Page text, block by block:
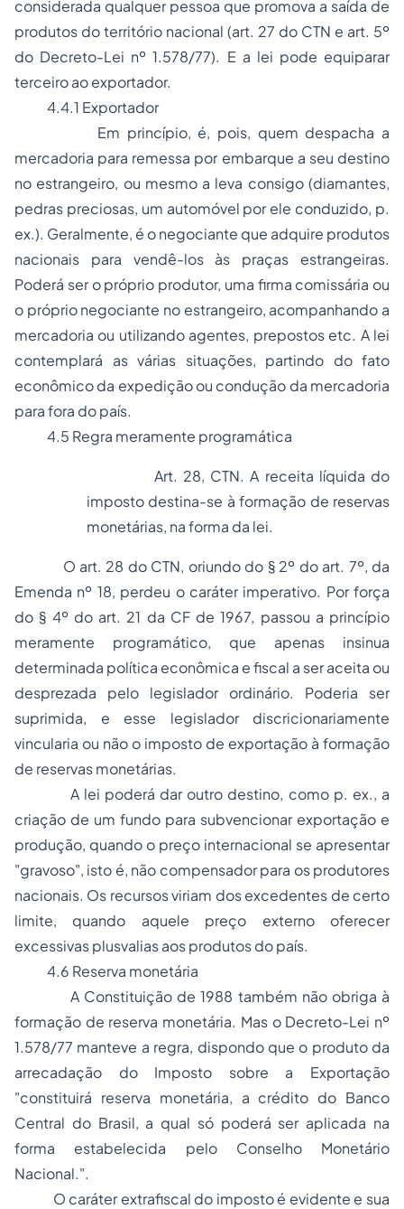
considerada qualquer pessoa que promova a saída de
produtos do território nacional (art. 27 do CTN e art. 5º
do Decreto-Lei nº 1.578/77). E a lei pode equiparar
terceiro ao exportador.
4.4.1 Exportador
Em princípio, é, pois, quem despacha a
mercadoria para remessa por embarque a seu destino
no estrangeiro, ou mesmo a leva consigo (diamantes,
pedras preciosas, um automóvel por ele conduzido, p.
ex.). Geralmente, é o negociante que adquire produtos
nacionais para vendê-los às praças estrangeiras.
Poderá ser o próprio produtor, uma firma comissária ou
o próprio negociante no estrangeiro, acompanhando a
mercadoria ou utilizando agentes, prepostos etc. A lei
contemplará as várias situações, partindo do fato
econômico da expedição ou condução da mercadoria
para fora do país.
4.5 Regra meramente programática
Art. 28, CTN. A receita líquida do
imposto destina-se à formação de reservas
monetárias, na forma da lei.
O art. 28 do CTN, oriundo do § 2º do art. 7º, da
Emenda nº 18, perdeu o caráter imperativo. Por força
do § 4º do art. 21 da CF de 1967, passou a princípio
meramente programático, que apenas insinua
determinada política econômica e fiscal a ser aceita ou
desprezada pelo legislador ordinário. Poderia ser
suprimida, e esse legislador discricionariamente
vincularia ou não o imposto de exportação à formação
de reservas monetárias.
A lei poderá dar outro destino, como p. ex., a
criação de um fundo para subvencionar exportação e
produção, quando o preço internacional se apresentar
"gravoso", isto é, não compensador para os produtores
nacionais. Os recursos viriam dos excedentes de certo
limite, quando aquele preço externo oferecer
excessivas plusvalias aos produtos do país.
4.6 Reserva monetária
A Constituição de 1988 também não obriga à
formação de reserva monetária. Mas o Decreto-Lei nº
1.578/77 manteve a regra, dispondo que o produto da
arrecadação do Imposto sobre a Exportação
"constituirá reserva monetária, a crédito do Banco
Central do Brasil, a qual só poderá ser aplicada na
forma estabelecida pelo Conselho Monetário
Nacional.".
O caráter extrafiscal do imposto é evidente e sua